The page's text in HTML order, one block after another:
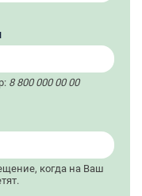
8 800 000 00 00
когда на Ваш